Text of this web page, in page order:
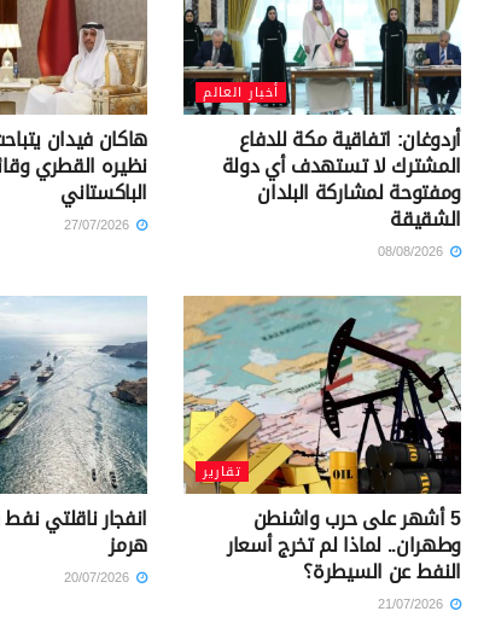
أخبار العالم
أردوغان: اتفاقية مكة للدفاع
المشترك لا تستهدف أي دولة
ومفتوحة لمشاركة البلدان
الشقيقة
هاكان فيدان
نظيره القطري
الباكستاني
تقارير
5 أشهر على حرب واشنطن
وطهران.. لماذا لم تخرج أسعار
النفط عن السيطرة؟
انفجار ناقلتي
هرمز